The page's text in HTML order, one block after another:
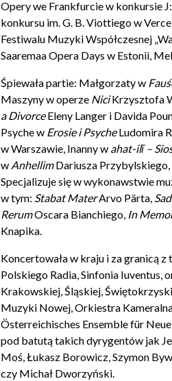
Opery we Frankfurcie w konkursie
konkursu im. G. B. Viottiego w
Festiwalu Muzyki Współczesnej
Saaremaa Opera Days w Estonii,
Śpiewała partie: Małgorzaty w
Maszyny w operze NiciKrzysztofa
a DivorceEleny Langer i Davida
Psyche w Erosie i PsycheLudomira
w Warszawie, Inanny w ahat-ilī –
w AnhellimDariusza Przybylskiego,
Specjalizuje się w wykonawstwie
w tym: Stabat MaterArvo Pärta,
RerumOscara Bianchiego, In
Knapika.
Koncertowała w kraju i za granicą
Polskiego Radia, Sinfonia
Krakowskiej, Śląskiej,
Muzyki Nowej, Orkiestra
Österreichisches Ensemble für
pod batutą takich dyrygentów jak
Moś, Łukasz Borowicz, Szymon
czy Michał Dworzyński.